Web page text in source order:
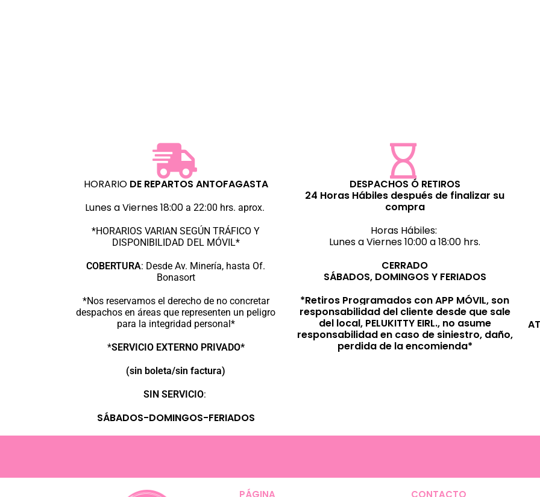
HORARIODE REPARTOS ANTOFAGASTA
Lunes a Viernes 18:00a 22:00 hrs. aprox.
*HORARIOS VARIAN SEGÚN TRÁFICO Y
DISPONIBILIDAD DEL MÓVIL*
COBERTURA: Desde Av. Minería, hasta Of.
Bonasort
*Nos reservamos el derecho de no concretar
despachos en áreas que representen un peligro
para la integridad personal*
*SERVICIO EXTERNO PRIVADO*
(sin boleta/sin factura)
SIN SERVICIO:
SÁBADOS-DOMINGOS-FERIADOS
DESPACHOS Ó RETIROS
24 Horas Hábiles después de finalizar su
compra
Horas Hábiles:
Lunes a Viernes 10:00 a 18:00 hrs.
CERRADO
SÁBADOS, DOMINGOS Y FERIADOS
*Retiros Programados con APP MÓVIL, son
responsabilidad del cliente desde que sale
del local, PELUKITTY EIRL., no asume
responsabilidad en caso de siniestro, daño,
perdida de la encomienda*
PÁGINA CONTACTO